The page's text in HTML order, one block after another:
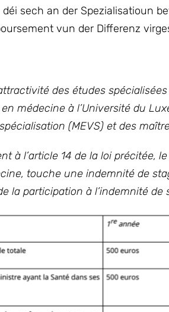
déi sech an der Spezialisatioun
vun der Differenz
des études
en médecine à l’Université du
(MEVS) et des
à l’article 14 de la loi précitée,
touche une indemnité de
la participation à l’indemnité